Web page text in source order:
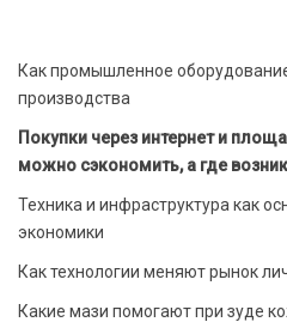
Как промышленное
производства
Покупки через интернет и
можно сэкономить, а где
Техника и инфраструктура как
экономики
Как технологии меняют рынок
Какие мази помогают при зуде